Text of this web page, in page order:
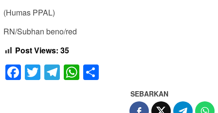
(Humas PPAL)
RN/Subhan beno/red
Post Views: 35
Facebook
Twitter
Telegram
WhatsApp
SEBARKAN